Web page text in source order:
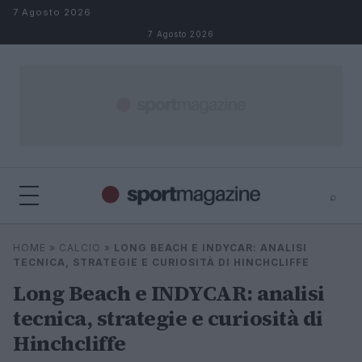
Salta al contenuto
7 Agosto 2026
7 Agosto 2026
⌕
Cerca
HOME » CALCIO » LONG BEACH E INDYCAR: ANALISI
TECNICA, STRATEGIE E CURIOSITÀ DI HINCHCLIFFE
Long Beach e INDYCAR: analisi
tecnica, strategie e curiosità di
Hinchcliffe